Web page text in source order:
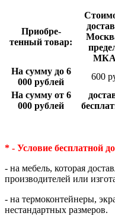
Приобре­
тенный товар:
На сумму до 6
000 рублей
600
На сумму от 6
000 рублей
* - Условие бесплатной
- на мебель, которая
производителей или
- на термоконтейнеры,
нестандартных размеров.